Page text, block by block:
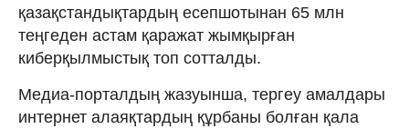
қазақстандықтардың есепшотынан 65 млн
теңгеден астам қаражат жымқырған
киберқылмыстық топ сотталды.
Медиа-порталдың жазуынша, тергеу амалдары
интернет алаяқтардың құрбаны болған қала